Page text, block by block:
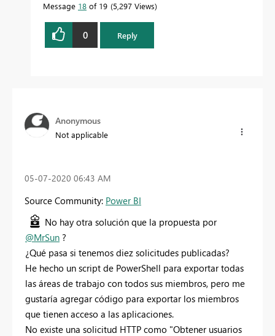
Message 18 of 19 5,297 Views
0 Reply
Anonymous
Not applicable
‎05-07-2020 06:43 AM
Source Community: Power BI
No hay otra solución que la propuesta por
@MrSun ?
¿Qué pasa si tenemos diez solicitudes publicadas?
He hecho un script de PowerShell para exportar todas
las áreas de trabajo con todos sus miembros, pero me
gustaría agregar código para exportar los miembros
que tienen acceso a las aplicaciones.
No existe una solicitud HTTP como "Obtener usuarios